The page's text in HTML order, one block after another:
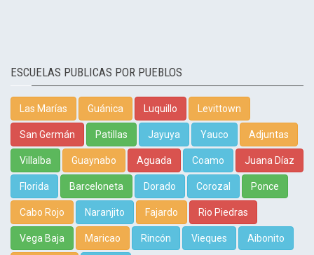
ESCUELAS PUBLICAS POR PUEBLOS
Las Marías Guánica Luquillo Levittown
San Germán Patillas Jayuya Yauco Adjuntas
Villalba Guaynabo Aguada Coamo Juana Díaz
Florida Barceloneta Dorado Corozal Ponce
Cabo Rojo Naranjito Fajardo Rio Piedras
Vega Baja Maricao Rincón Vieques Aibonito